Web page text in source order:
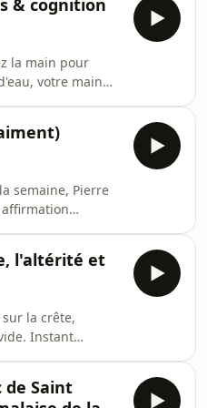
le monde utilise
que personne ne
politique-
plus
& cognition
la main pour
votre main
penser
ce votre main qui
du jour, Paul
Embodied
to
Gallagher. Un
faire un état
en ne
semaine, Pierre
Que signifie-t-elle
En chemin, vous
la servitude ?)
Wittgenstein.
donc.
l'altérité et
la crête,
Instant
porte entre
de Saint